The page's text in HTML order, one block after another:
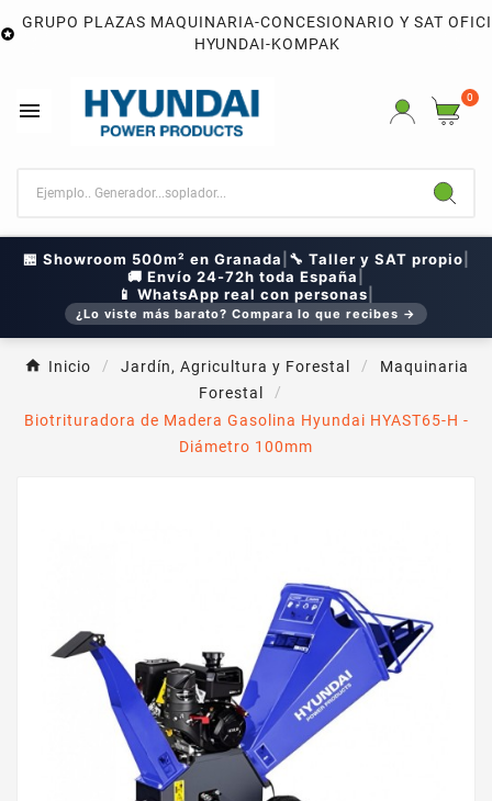

GRUPO PLAZAS MAQUINARIA-CONCESIONARIO Y SAT
HYUNDAI-KOMPAK

0
🏪 Showroom 500m² en Granada 🔧 Taller y SAT propio
🚚 Envío 24-72h toda España
📱 WhatsApp real con personas
¿Lo viste más barato? Compara lo que recibes →
Inicio Jardín, Agricultura y Forestal
Maquinaria
Forestal
Biotrituradora de Madera Gasolina Hyundai HYAST65-H -
Diámetro 100mm